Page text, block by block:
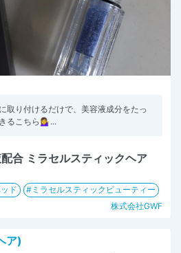
取り付けるだけで、美容液成分をたっ
るこちら💁‍♀...
合 ミラセルスティックヘア
ド
ミラセルスティックビューティー
株式会社GWF
ア)